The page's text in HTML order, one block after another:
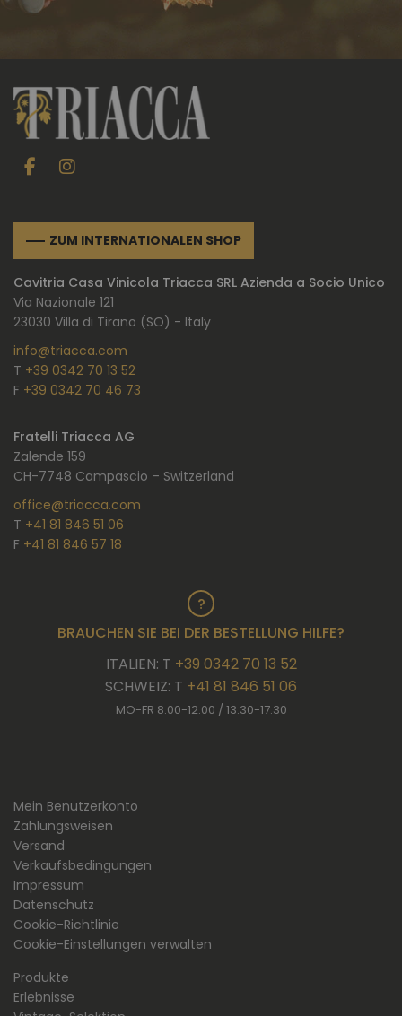
ZUM INTERNATIONALEN SHOP
Cavitria Casa Vinicola Triacca SRL Azienda a Socio Unico
Via Nazionale 121
23030 Villa di Tirano (SO) - Italy
info@triacca.com
T +39 0342 70 13 52
F +39 0342 70 46 73
Fratelli Triacca AG
Zalende 159
CH-7748 Campascio – Switzerland
office@triacca.com
T +41 81 846 51 06
F +41 81 846 57 18
BRAUCHEN SIE BEI DER BESTELLUNG HILFE?
ITALIEN: T +39 0342 70 13 52
SCHWEIZ: T +41 81 846 51 06
MO-FR 8.00-12.00 / 13.30-17.30
Mein Benutzerkonto
Zahlungsweisen
Versand
Verkaufsbedingungen
Impressum
Datenschutz
Cookie-Richtlinie
Cookie-Einstellungen verwalten
Produkte
Erlebnisse